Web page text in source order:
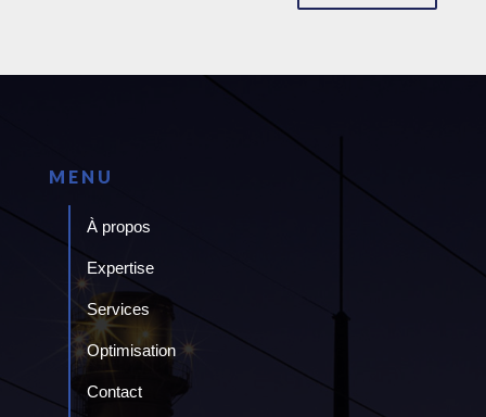
MENU
À propos
Expertise
Services
Optimisation
Contact